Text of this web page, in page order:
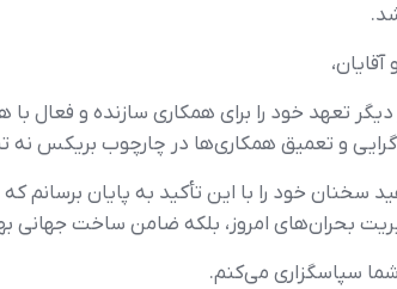
دیگر تعهد خود را برای همکاری سازنده و فعال
و تعمیق همکاری‌ها در چارچوب بریکس نه
سخنان خود را با این تأکید به پایان برسانم
بحران‌های امروز، بلکه ضامن ساخت جهانی
سپاسگزاری می‌کنم.